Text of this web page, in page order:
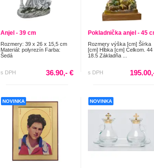
Anjel - 39 cm
Rozmery: 39 x 26 x 15,5 cm
Materiál: polyrezín Farba:
Šedá
s DPH 36.90,- €
Pokladnička anjel - 45
Rozmery výška [cm] Šírka
[cm] Hĺbka [cm] Celkom. 44
18.5 Základňa ...
s DPH
NOVINKA NOVINKA